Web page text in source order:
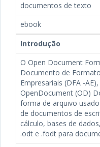
documentos de texto
ebook
Introdução
O Open Document
Documento de
Empresariais (DFA -
OpenDocument (OD)
forma de arquivo
de documentos de
cálculo, bases de
.odt e .fodt para